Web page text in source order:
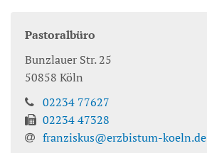
Pastoralbüro
Bunzlauer Str. 25
50858 Köln
02234 77627
02234 47328
franziskus@erzbistum-koeln.de